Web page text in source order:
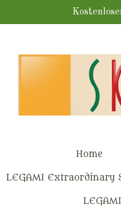
Home
LEGAMI Extraordinary